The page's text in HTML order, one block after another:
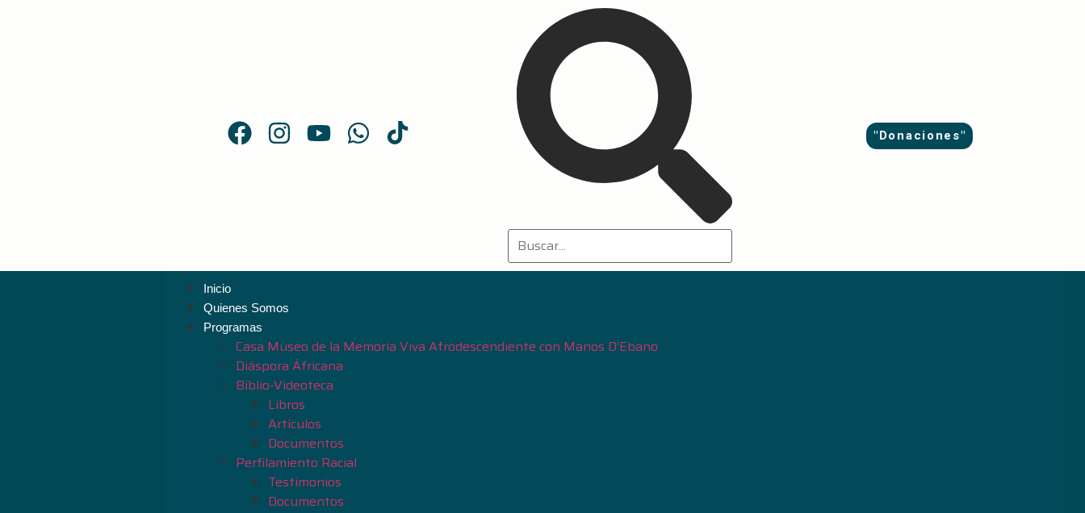
"Donaciones"
Inicio
Quienes Somos
Programas
Casa Museo de la Memoria Viva Afrodescendiente con Manos D’Ebano
Diáspora Áfricana
Biblio-Videoteca
Libros
Artículos
Documentos
Perfilamiento Racial
Testimonios
Documentos